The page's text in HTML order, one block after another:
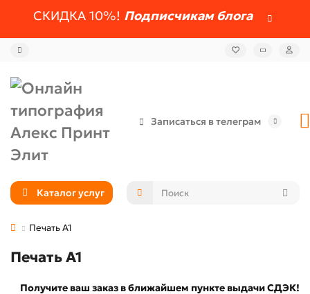
СКИДКА 10%! Подписчикам блога
Записаться в телеграм
Каталог услуг
Печать А1
Печать А1
Получите ваш заказ в ближайшем пункте выдачи СДЭК!